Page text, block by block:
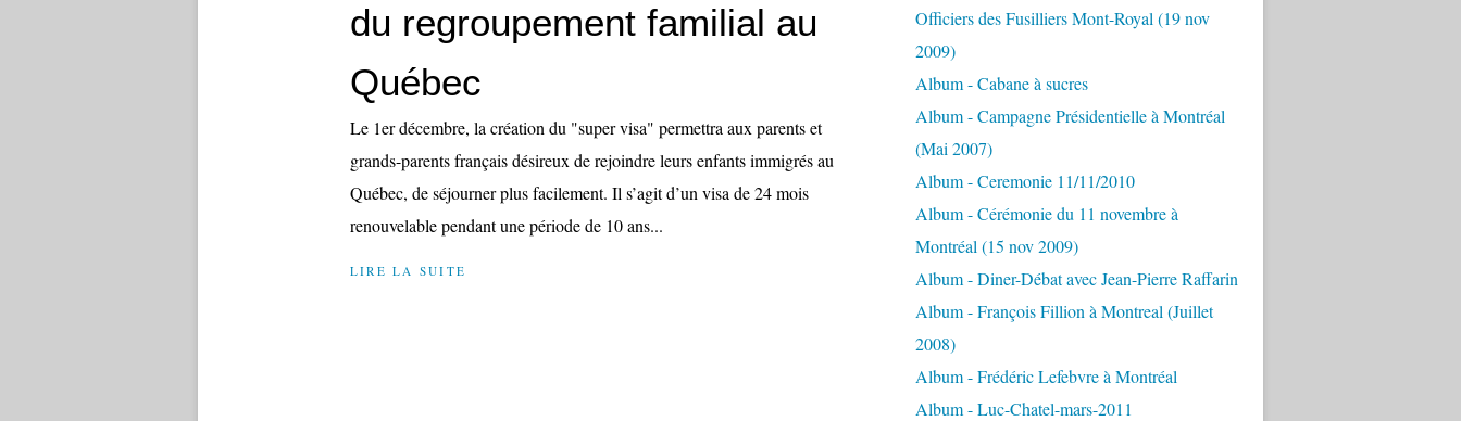
du regroupement familial au
Québec
Le 1er décembre, la création du "super visa" permettra aux parents et
grands-parents français désireux de rejoindre leurs enfants immigrés au
Québec, de séjourner plus facilement. Il s’agit d’un visa de 24 mois
renouvelable pendant une période de 10 ans...
LIRE LA SUITE
Officiers des Fusilliers Mont-Royal (19 nov
2009)
Album - Cabane à sucres
Album - Campagne Présidentielle à Montréal
(Mai 2007)
Album - Ceremonie 11/11/2010
Album - Cérémonie du 11 novembre à
Montréal (15 nov 2009)
Album - Diner-Débat avec Jean-Pierre Raffarin
Album - François Fillion à Montreal (Juillet
2008)
Album - Frédéric Lefebvre à Montréal
Album - Luc-Chatel-mars-2011